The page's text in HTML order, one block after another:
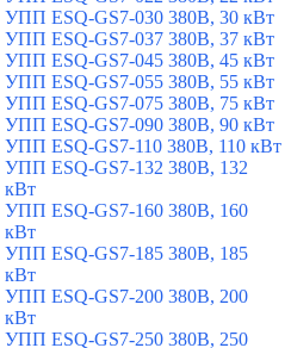
УПП ESQ-GS7-030 380В, 30 кВт
УПП ESQ-GS7-037 380В, 37 кВт
УПП ESQ-GS7-045 380В, 45 кВт
УПП ESQ-GS7-055 380В, 55 кВт
УПП ESQ-GS7-075 380В, 75 кВт
УПП ESQ-GS7-090 380В, 90 кВт
УПП ESQ-GS7-110 380В, 110 кВт
УПП ESQ-GS7-132 380В, 132
кВт
УПП ESQ-GS7-160 380В, 160
кВт
УПП ESQ-GS7-185 380В, 185
кВт
УПП ESQ-GS7-200 380В, 200
кВт
УПП ESQ-GS7-250 380В, 250